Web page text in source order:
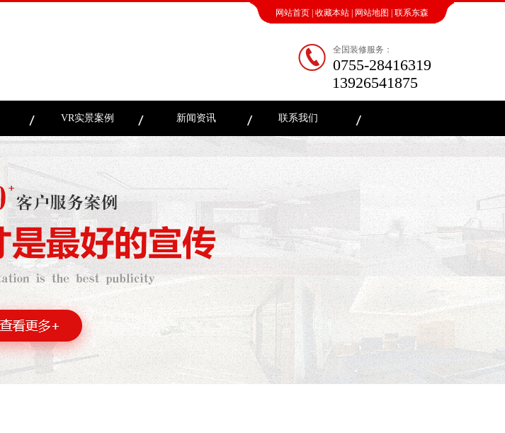
网站首页 收藏本站 网站地图 联系东森
全国装修服务：
0755-28416319
13926541875
VR实景案例 新闻资讯 联系我们